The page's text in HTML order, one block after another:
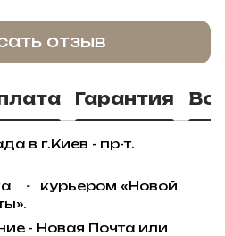
отзыв
Гарантия
в г.Киев - пр-т.
-курьером «Новой
- Новая Почта или